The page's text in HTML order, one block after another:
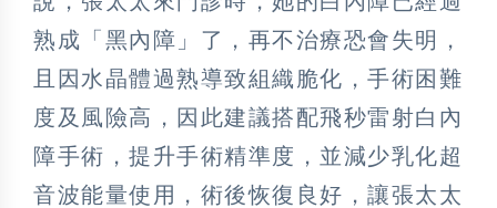
熟成「黑內障」了，再不治療恐會失明，
且因水晶體過熟導致組織脆化，手術困難
度及風險高，因此建議搭配飛秒雷射白內
障手術，提升手術精準度，並減少乳化超
音波能量使用，術後恢復良好，讓張太太